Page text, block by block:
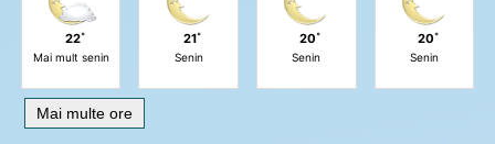
22˚
Mai mult senin
21˚
Senin
20˚
Senin
20˚
Senin
Mai multe ore